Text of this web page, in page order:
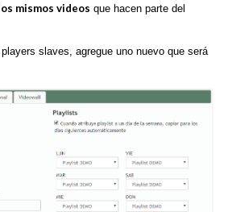
mismos videos que hacen parte del
slaves, agregue uno nuevo que será